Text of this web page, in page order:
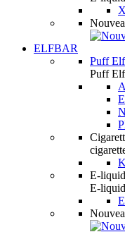
ELFBAR
Puff
Puff
E-
E-